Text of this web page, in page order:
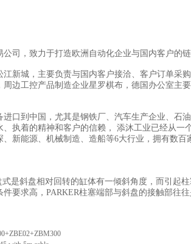
司，致力于打造欧洲自动化企业与国内客户的链
新城，主要负责与国内客户接洽、客户订单采
边工控产品制造企业星罗棋布，德国办公室主
口到中国，尤其是钢铁厂、汽车生产企业、石
执着的精神和客户的信赖， 添沐工业已经从一
新能源、机械制造、造船等6大行业，拥有数
是斜盘相对回转的缸体有一倾斜角度，而引起
要求高，PARKER柱塞端部与斜盘的接触部往往